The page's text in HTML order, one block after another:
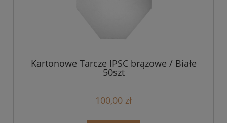
Kartonowe Tarcze IPSC brązowe / Białe
50szt
100,00 zł